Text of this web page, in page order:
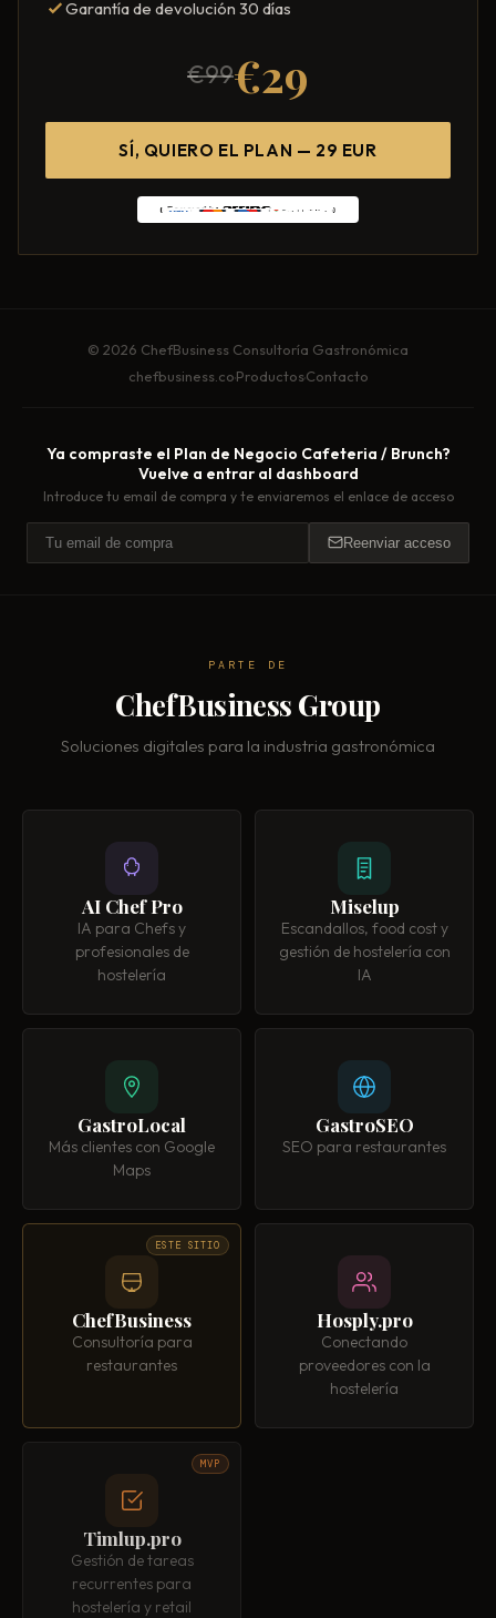
Garantía de devolución 30 días
€99€29
SÍ, QUIERO EL PLAN — 29 EUR
© 2026 ChefBusiness Consultoría Gastronómica
chefbusiness.co·Productos·Contacto
Ya compraste el Plan de Negocio Cafeteria / Brunch?
Vuelve a entrar al dashboard
Introduce tu email de compra y te enviaremos el enlace de acceso
Reenviar acceso
PARTE DE
ChefBusiness Group
Soluciones digitales para la industria gastronómica
AI Chef Pro
IA para Chefs y
profesionales de
hostelería
Miselup
Escandallos, food cost y
gestión de hostelería con
IA
GastroLocal
Más clientes con Google
Maps
GastroSEO
SEO para restaurantes
ChefBusiness
Consultoría para
restaurantes
ESTE SITIO
Hosply.pro
Conectando
proveedores con la
hostelería
Timlup.pro
Gestión de tareas
recurrentes para
hostelería y retail
MVP